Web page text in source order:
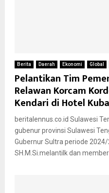
Berita Daerah Ekonomi Global
Pelantikan Tim
Relawan Korcam
Kendari di Hotel
beritalennus.co.id Sulawesi
gubenur provinsi Sulawesi
Gubernur Sultra periode
SH.M.Si.melantilk dan